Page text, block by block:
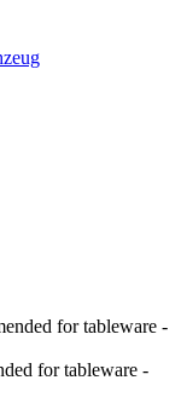
for tableware -